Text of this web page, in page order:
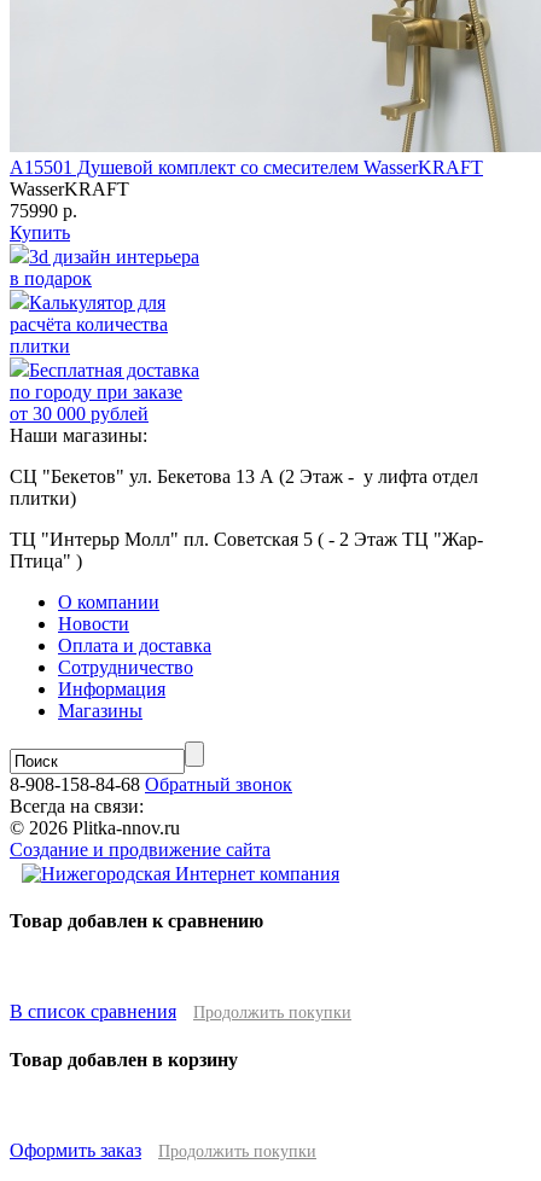
A15501 Душевой комплект со смесителем WasserKRAFT
WasserKRAFT
75990 р.
Купить
3d дизайн интерьера
в подарок
Калькулятор для
расчёта количества
плитки
Бесплатная доставка
по городу при заказе
от 30 000 рублей
Наши магазины:
СЦ "Бекетов" ул. Бекетова 13 А (2 Этаж - у лифта отдел
плитки)
ТЦ "Интерьр Молл" пл. Советская 5 ( - 2 Этаж ТЦ "Жар-
Птица" )
О компании
Новости
Оплата и доставка
Сотрудничество
Информация
Магазины
8-908-158-84-68 Обратный звонок
Всегда на связи:
© 2026 Plitka-nnov.ru
Создание и продвижение сайта
Товар добавлен к сравнению
В список сравнения Продолжить покупки
Товар добавлен в корзину
Оформить заказ Продолжить покупки